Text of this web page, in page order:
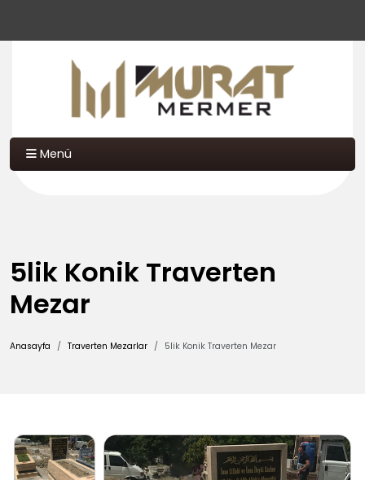
Menü
5lik Konik Traverten
Mezar
Anasayfa Traverten Mezarlar 5lik Konik Traverten Mezar